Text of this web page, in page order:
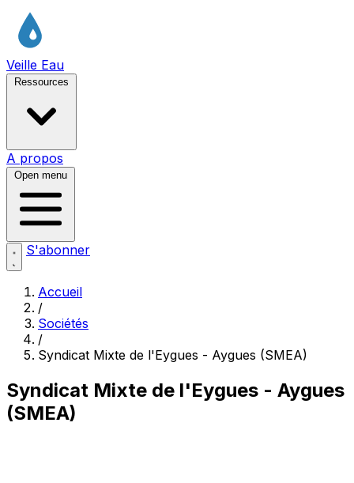
Veille Eau
Ressources
A propos
Open menu
S'abonner
Accueil
/
Sociétés
/
Syndicat Mixte de l'Eygues - Aygues (SMEA)
Syndicat Mixte de l'Eygues - Aygues
(SMEA)